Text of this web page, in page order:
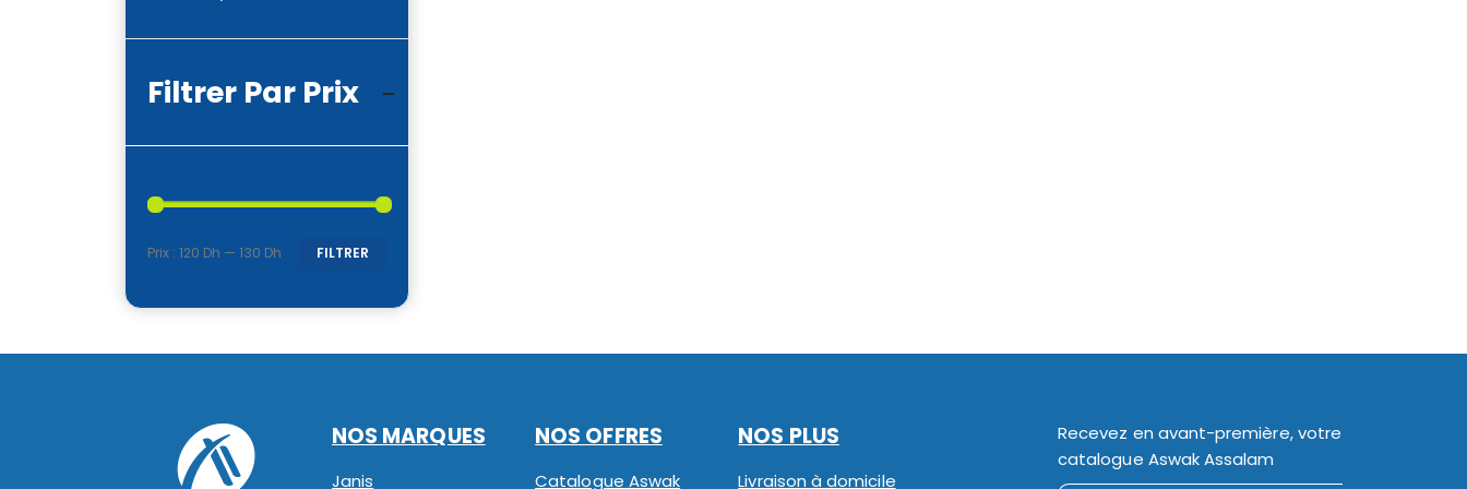
Filtrer Par Prix
FILTRER
Prix : 120 Dh — 130 Dh
NOS MARQUES
Janis
NOS OFFRES
Catalogue Aswak
NOS PLUS
Livraison à domicile
Recevez en avant-première, votre
catalogue Aswak Assalam